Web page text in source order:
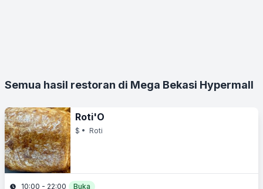
Semua hasil restoran di Mega Bekasi Hypermall
Roti'O
$ • Roti
10:00 - 22:00
Buka